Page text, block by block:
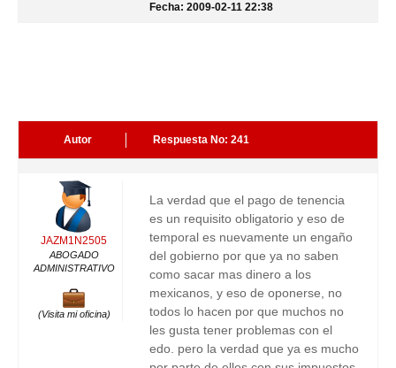
Fecha: 2009-02-11 22:38
Autor Respuesta No: 241
JAZM1N2505
ABOGADO
ADMINISTRATIVO
(Visita mi oficina)
La verdad que el pago de tenencia
es un requisito obligatorio y eso de
temporal es nuevamente un engaño
del gobierno por que ya no saben
como sacar mas dinero a los
mexicanos, y eso de oponerse, no
todos lo hacen por que muchos no
les gusta tener problemas con el
edo. pero la verdad que ya es mucho